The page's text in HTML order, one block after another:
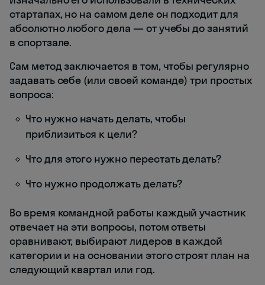
стартапах, но на самом деле он подходит для
абсолютно любого дела ― от учебы до занятий
в спортзале.
Сам метод заключается в том, чтобы регулярно
задавать себе (или своей команде) три простых
вопроса:
Что нужно начать делать, чтобы
приблизиться к цели?
Что для этого нужно перестать делать?
Что нужно продолжать делать?
Во время командной работы каждый участник
отвечает на эти вопросы, потом ответы
сравнивают, выбирают лидеров в каждой
категории и на основании этого строят план на
следующий квартал или год.